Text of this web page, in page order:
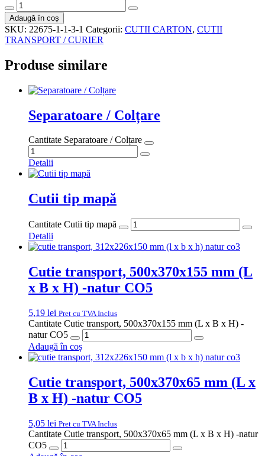
Adaugă în coș
SKU: 22675-1-1-3-1 Categorii: CUTII CARTON, CUTII
TRANSPORT / CURIER
Produse similare
Separatoare / Colțare
Cantitate Separatoare / Colțare
Detalii
Cutii tip mapă
Cantitate Cutii tip mapă
Detalii
Cutie transport, 500x370x155 mm (L
x B x H) -natur CO5
5,19 lei Pret cu TVA Inclus
Cantitate Cutie transport, 500x370x155 mm (L x B x H) -
natur CO5
Adaugă în coș
Cutie transport, 500x370x65 mm (L x
B x H) -natur CO5
5,05 lei Pret cu TVA Inclus
Cantitate Cutie transport, 500x370x65 mm (L x B x H) -natur
CO5